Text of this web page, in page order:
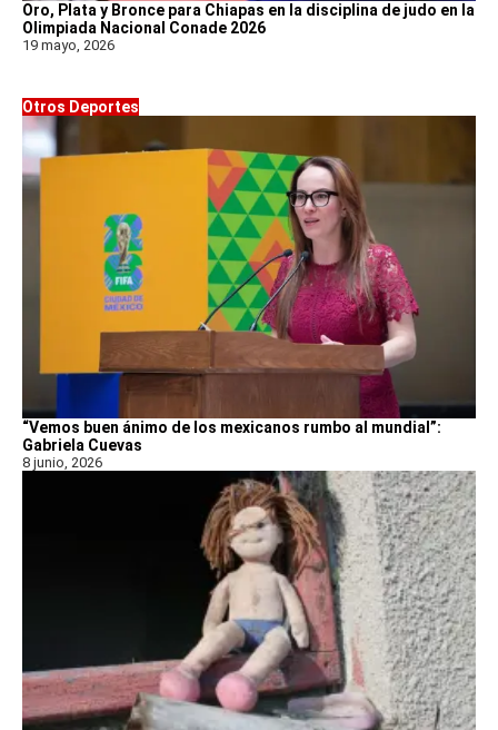
Oro, Plata y Bronce para Chiapas en la disciplina de judo en la
Olimpiada Nacional Conade 2026
19 mayo, 2026
Otros Deportes
“Vemos buen ánimo de los mexicanos rumbo al mundial”:
Gabriela Cuevas
8 junio, 2026